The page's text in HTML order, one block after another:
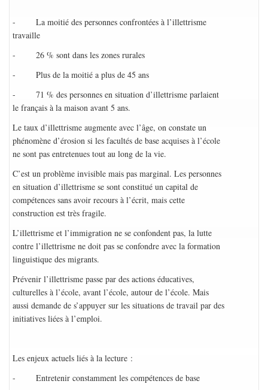
- La moitié des personnes confrontées à l’illettrisme
travaille
- 26 % sont dans les zones rurales
- Plus de la moitié a plus de 45 ans
- 71 % des personnes en situation d’illettrisme parlaient
le français à la maison avant 5 ans.
Le taux d’illettrisme augmente avec l’âge, on constate un
phénomène d’érosion si les facultés de base acquises à l’école
ne sont pas entretenues tout au long de la vie.
C’est un problème invisible mais pas marginal. Les personnes
en situation d’illettrisme se sont constitué un capital de
compétences sans avoir recours à l’écrit, mais cette
construction est très fragile.
L’illettrisme et l’immigration ne se confondent pas, la lutte
contre l’illettrisme ne doit pas se confondre avec la formation
linguistique des migrants.
Prévenir l’illettrisme passe par des actions éducatives,
culturelles à l’école, avant l’école, autour de l’école. Mais
aussi demande de s’appuyer sur les situations de travail par des
initiatives liées à l’emploi.
Les enjeux actuels liés à la lecture :
- Entretenir constamment les compétences de base